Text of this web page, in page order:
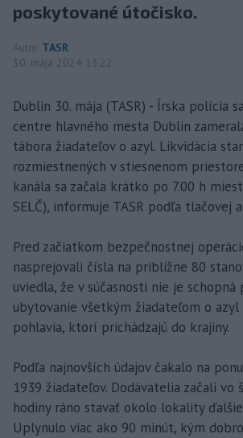
poskytované útočisko.
Autor TASR
30. mája 2024 13:22
Dublin 30. mája (TASR) - Írska polícia
centre hlavného mesta Dublin
tábora žiadateľov o azyl. Likvidácia
rozmiestnených v stiesnenom
kanála sa začala krátko po 7.00 h
SELČ), informuje TASR podľa tlačovej
Pred začiatkom bezpečnostnej
nasprejovali čísla na približne 80
uviedla, že v súčasnosti nie je
ubytovanie všetkým žiadateľom o azyl
pohlavia, ktorí prichádzajú do krajiny.
Podľa najnovších údajov čakalo na
1939 žiadateľov. Dodávatelia začali
hodiny ráno stavať okolo lokality ďalšie
Uplynulo viac ako 90 minút, kým